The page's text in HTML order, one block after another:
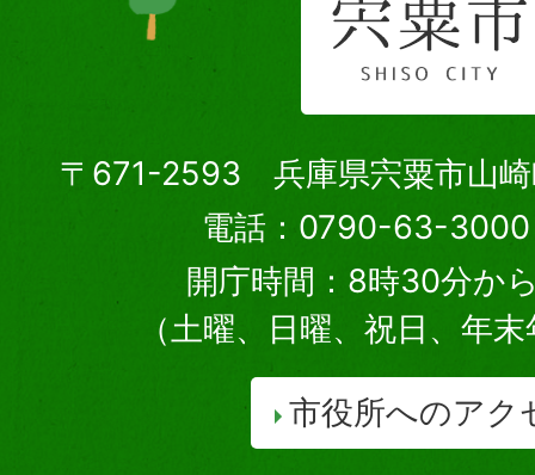
〒671-2593 兵庫県宍粟市山崎
電話：0790-63-3000
開庁時間：8時30分か
（土曜、日曜、祝日、年
市役所へのアク